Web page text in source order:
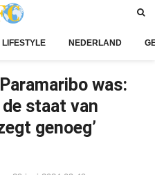
LIFESTYLE NEDERLAND
was:
de staat van
genoeg’